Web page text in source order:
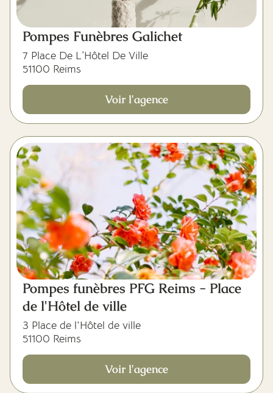
Pompes Funèbres Galichet
7 Place De L’Hôtel De Ville
51100 Reims
Voir l'agence
Pompes funèbres PFG Reims - Place
de l'Hôtel de ville
3 Place de l'Hôtel de ville
51100 Reims
Voir l'agence